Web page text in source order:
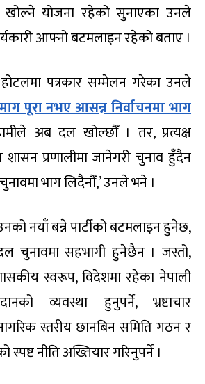
खोल्ने योजना रहेको सुनाएका उनले
आफ्नो बटमलाइन रहेको बताए ।
होटलमा पत्रकार सम्मेलन गरेका उनले
पूरा नभए आसन्न निर्वाचनमा भाग
अब दल खोल्छौँ । तर, प्रत्यक्ष
शासन प्रणालीमा जानेगरी चुनाव हुँदैन
भाग लिदैनौँ,’ उनले भने ।
नयाँ बन्ने पार्टीको बटमलाइन हुनेछ,
चुनावमा सहभागी हुनेछैन । जस्तो,
शासकीय स्वरूप, विदेशमा रहेका नेपाली
व्यवस्था हुनुपर्ने, भ्रष्टाचार
स्तरीय छानबिन समिति गठन र
नीति अख्तियार गरिनुपर्ने ।